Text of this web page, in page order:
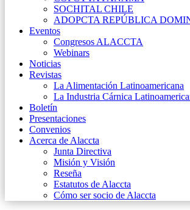
SOCHITAL CHILE
ADOPCTA REPÚBLICA
Eventos
Congresos ALACCTA
Webinars
Noticias
Revistas
La Alimentación Latinoamericana
La Industria Cárnica
Boletín
Presentaciones
Convenios
Acerca de Alaccta
Junta Directiva
Misión y Visión
Reseña
Estatutos de Alaccta
Cómo ser socio de Alaccta